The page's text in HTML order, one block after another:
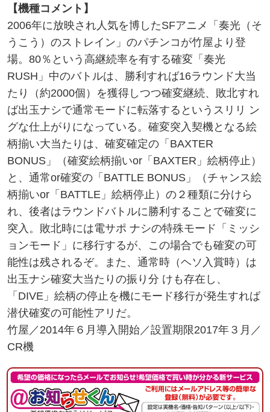
【機種コメント】
2006年に放映され人気を博したSFアニメ「奏光（そ
うこう）のストレイン」のパチンコが竹屋より登
場。80％という高継続率を有する確変「奏光
RUSH」中のバトルは、勝利すれば16ラウンド大当
たり（約2000個）を獲得しつつ確変継続、敗北すれ
ば出玉ナシで通常モードに転落するというスリリ ン
グな仕上がりになっている。確変突入契機となる絵
柄揃い大当たりは、確変確定の「BAXTER
BONUS」（確変絵柄揃いor「BAXTER」絵柄停止）
と、通常or確変の「BATTLE BONUS」（チャンス絵
柄揃いor「BATTLE」絵柄停止）の２種類に分けら
れ、後者はラウンドバトルに勝利することで確変に
突入。敗北時には電サポ ナシの特殊モード「ミッシ
ョンモード」に移行するが、この場合でも確変の可
能性は残されるぞ。また、通常時（ヘソ入賞時）は
出玉ナシ確変大当たりの振り分 けも存在し、
「DIVE」絵柄の停止を機にモード移行が発生すれば
潜伏確変の可能性アリだ。
竹屋／2014年６月導入開始／設置期限2017年３月／
CR機